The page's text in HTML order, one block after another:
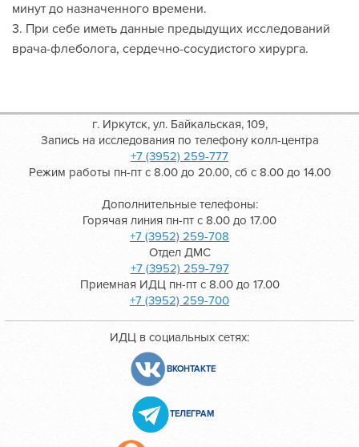
минут до назначенного времени.
3. При себе иметь данные предыдущих исследований
врача-флеболога, сердечно-сосудистого хирурга.
г. Иркутск, ул. Байкальская, 109,
Запись на исследования по телефону колл-центра
+7 (3952) 259-777
Режим работы пн-пт с 8.00 до 20.00, сб с 8.00 до 14.00
Дополнительные телефоны:
Горячая линия пн-пт с 8.00 до 17.00
+7 (3952) 259-708
Отдел ДМС
+7 (3952) 259-797
Приемная ИДЦ пн-пт с 8.00 до 17.00
+7 (3952) 259-700
ИДЦ в социальных сетях:
ВКОНТАКТЕ
ТЕЛЕГРАМ